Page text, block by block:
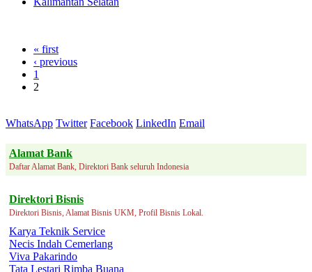
« first
‹ previous
1
2
WhatsApp Twitter Facebook LinkedIn Email
Alamat Bank
Daftar Alamat Bank, Direktori Bank seluruh Indonesia
Direktori Bisnis
Direktori Bisnis, Alamat Bisnis UKM, Profil Bisnis Lokal.
Karya Teknik Service
Necis Indah Cemerlang
Viva Pakarindo
Tata Lestari Rimba Buana